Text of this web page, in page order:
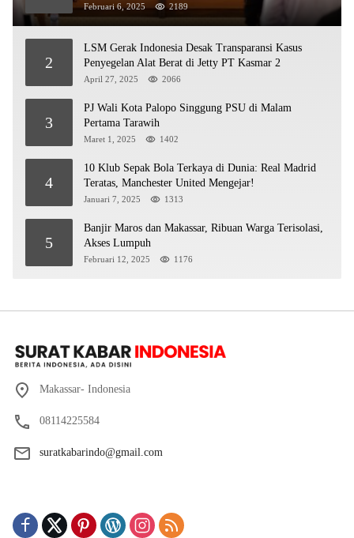
Februari 6, 2025 2189
2
LSM Gerak Indonesia Desak Transparansi Kasus
Penyegelan Alat Berat di Jetty PT Kasmar 2
April 27, 2025 2066
3
PJ Wali Kota Palopo Singgung PSU di Malam
Pertama Tarawih
Maret 1, 2025 1402
4
10 Klub Sepak Bola Terkaya di Dunia: Real Madrid
Teratas, Manchester United Mengejar!
Januari 7, 2025 1313
5
Banjir Maros dan Makassar, Ribuan Warga Terisolasi,
Akses Lumpuh
Februari 12, 2025 1176
Makassar- Indonesia
08114225584
suratkabarindo@gmail.com